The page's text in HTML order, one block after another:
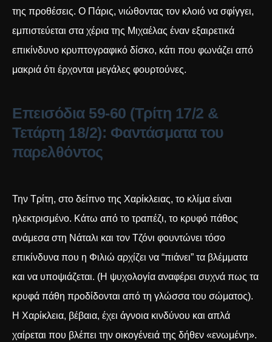
της προθέσεις. Ο Πάρις, νιώθοντας τον κλοιό να σφίγγει,
εμπιστεύεται στα χέρια της Μιχαέλας έναν εξαιρετικά
επικίνδυνο κρυπτογραφικό δίσκο, κάτι που φωνάζει από
μακριά ότι έρχονται μεγάλες φουρτούνες.
Επεισόδια 59-60 (Τρίτη 17/2 &
Τετάρτη 18/2): Φαντάσματα του
παρελθόντος
Την Τρίτη, στο δείπνο της Χαρίκλειας, το κλίμα είναι
ηλεκτρισμένο. Κάτω από το τραπέζι, το κρυφό πάθος
ανάμεσα στη Νάταλι και τον Τζόνι φουντώνει τόσο
επικίνδυνα που η Φιλιώ αρχίζει να “πιάνει” τα βλέμματα
και να υποψιάζεται. (Η ψυχολογία αναφέρει συχνά πως τα
κρυφά πάθη προδίδονται από τη γλώσσα του σώματος).
Η Χαρίκλεια, βέβαια, έχει άγνοια κινδύνου και απλά
χαίρεται που βλέπει την οικογένειά της δήθεν «ενωμένη».